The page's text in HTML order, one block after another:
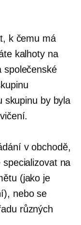
k čemu má
kalhoty na
společenské
skupinu by byla
v obchodě,
na
(jako je
nebo se
různých